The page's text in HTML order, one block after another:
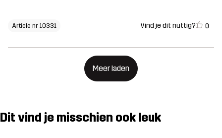
Article nr 10331 Vind je dit nuttig? 0
Meer laden
Dit vind je misschien ook leuk